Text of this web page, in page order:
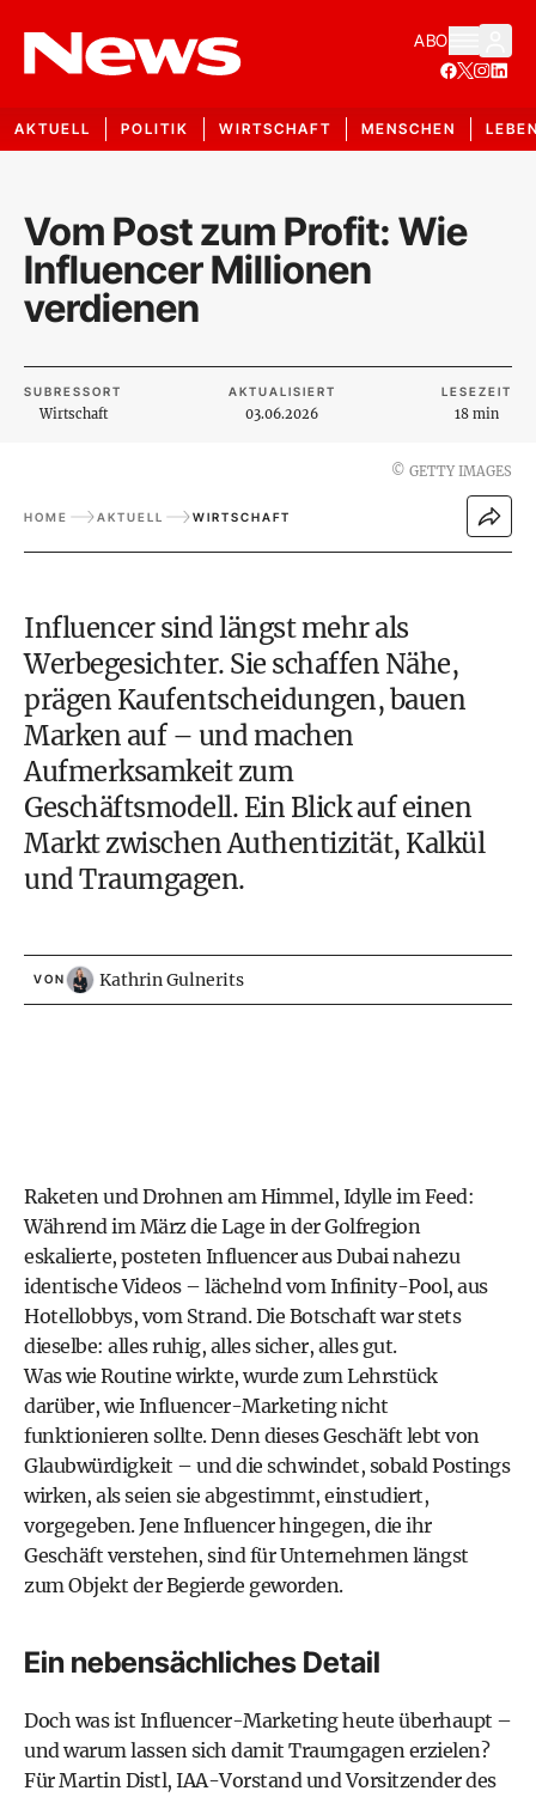
ABO
AKTUELL POLITIK WIRTSCHAFT MENSCHEN
Vom Post zum Profit: Wie
Influencer Millionen
verdienen
SUBRESSORT
Wirtschaft
AKTUALISIERT
03.06.2026
LESEZEIT
18 min
© GETTY IMAGES
HOME AKTUELL WIRTSCHAFT
Influencer sind längst mehr als
Werbegesichter. Sie schaffen Nähe,
prägen Kaufentscheidungen, bauen
Marken auf – und machen
Aufmerksamkeit zum
Geschäftsmodell. Ein Blick auf einen
Markt zwischen Authentizität, Kalkül
und Traumgagen.
VON Kathrin Gulnerits
Raketen und Drohnen am Himmel, Idylle im Feed:
Während im März die Lage in der Golfregion
eskalierte, posteten Influencer aus Dubai nahezu
identische Videos – lächelnd vom Infinity-Pool, aus
Hotellobbys, vom Strand. Die Botschaft war stets
dieselbe: alles ruhig, alles sicher, alles gut.
Was wie Routine wirkte, wurde zum Lehrstück
darüber, wie Influencer-Marketing nicht
funktionieren sollte. Denn dieses Geschäft lebt von
Glaubwürdigkeit – und die schwindet, sobald Postings
wirken, als seien sie abgestimmt, einstudiert,
vorgegeben. Jene Influencer hingegen, die ihr
Geschäft verstehen, sind für Unternehmen längst
zum Objekt der Begierde geworden.
Ein nebensächliches Detail
Doch was ist Influencer-Marketing heute überhaupt –
und warum lassen sich damit Traumgagen erzielen?
Für Martin Distl, IAA-Vorstand und Vorsitzender des